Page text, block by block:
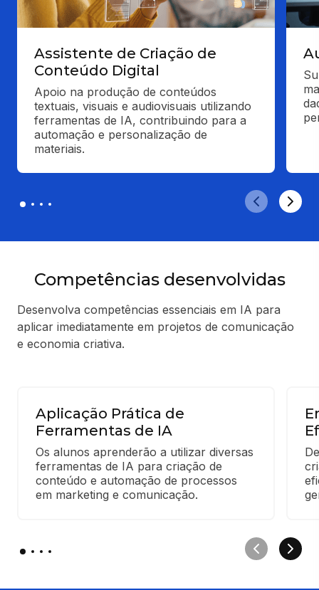
Assistente de Criação de
Conteúdo Digital
Apoio na produção de conteúdos
textuais, visuais e audiovisuais utilizando
ferramentas de IA, contribuindo para a
automação e personalização de
materiais.
Competências desenvolvidas
Desenvolva competências essenciais em IA para
aplicar imediatamente em projetos de comunicação
e economia criativa.
Aplicação Prática de
Ferramentas de IA
Os alunos aprenderão a utilizar diversas
ferramentas de IA para criação de
conteúdo e automação de processos
em marketing e comunicação.